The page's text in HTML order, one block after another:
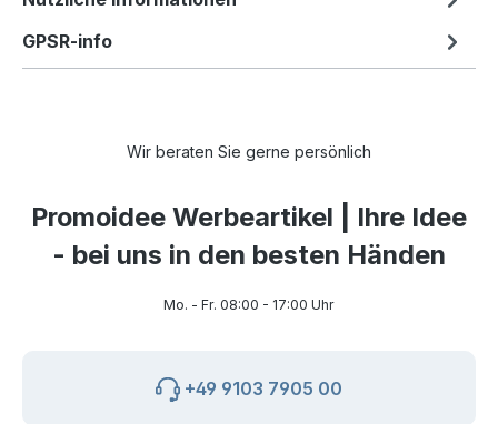
GPSR-info
Wir beraten Sie gerne persönlich
Promoidee Werbeartikel | Ihre Idee
- bei uns in den besten Händen
Mo. - Fr. 08:00 - 17:00 Uhr
+49 9103 7905 00